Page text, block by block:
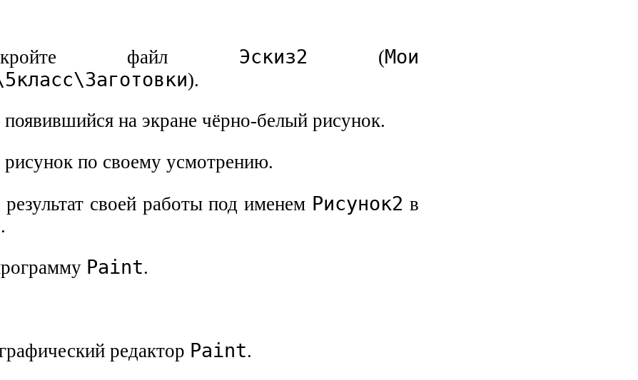
файл Эскиз2 (Мои
).
появившийся на экране чёрно-белый рисунок.
по своему усмотрению.
своей работы под именем Рисунок2 в
Paint.
редактор Paint.